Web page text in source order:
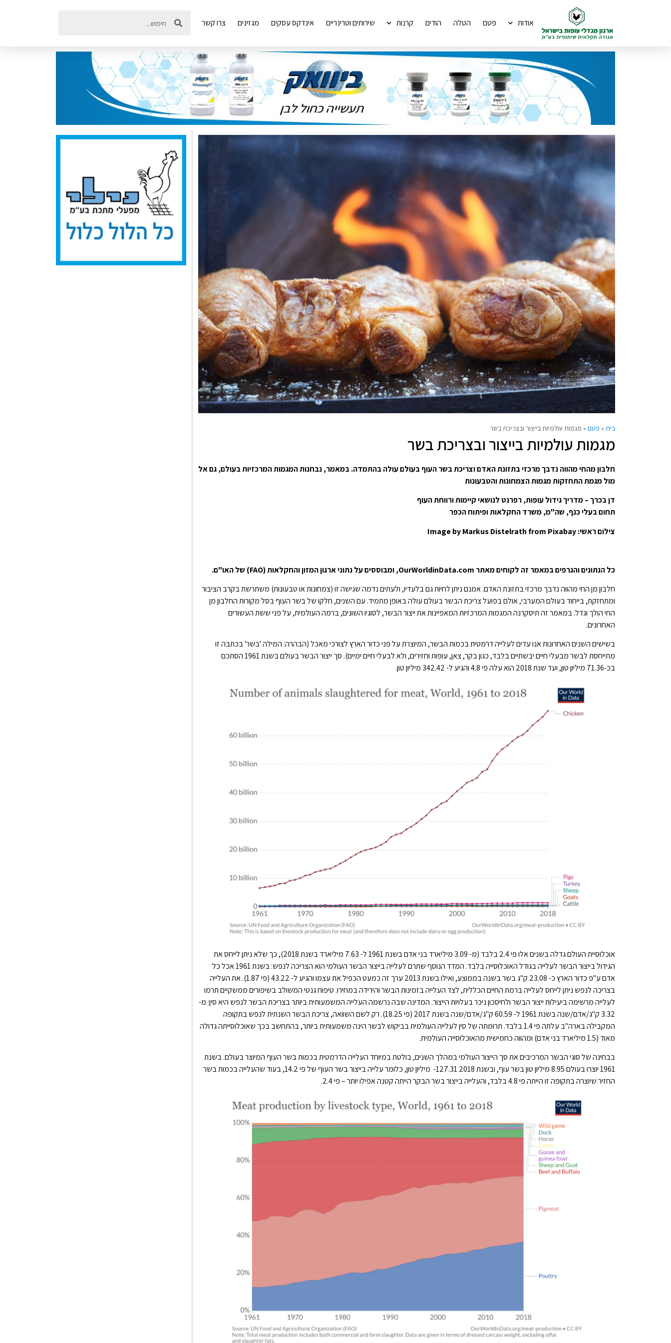
אודות פטם הטלה הודים קרנות שירותים וטרינריים אינדקס עסקים מגזינים צרו קשר
בית » פטם » מגמות עולמיות בייצור ובצריכת בשר
מגמות עולמיות בייצור ובצריכת בשר
חלבון מהחי מהווה נדבך מרכזי בתזונת האדם וצריכת בשר העוף בעולם עולה בהתמדה. במאמר, נבחנות המגמות המרכזיות בעולם, גם אל
מול מגמת התחזקות מגמות הצמחונות והטבעונות
דן בכרך – מדריך גידול עופות, רפרנט לנושאי קיימות ורווחת העוף
תחום בעלי כנף, שה"מ, משרד החקלאות ופיתוח הכפר
צילום ראשי: Image by Markus Distelrath from Pixabay
כל הנתונים והגרפים במאמר זה לקוחים מאתר OurWorldinData.com, ומבוססים על נתוני ארגון המזון והחקלאות (FAO) של האו"ם.
חלבון מן החי מהווה נדבך מרכזי בתזונת האדם. אמנם ניתן לחיות גם בלעדיו, ולעתים נדמה שגישה זו (צמחונות או טבעונות) משתרשת בקרב הציבור
ומתחזקת, בייחוד בעולם המערבי, אולם בפועל צריכת הבשר בעולם עולה באופן מתמיד. עם השנים, חלקו של בשר העוף בסל מקורות החלבון מן
החי הולך וגדל. במאמר זה תיסקרנה המגמות המרכזיות המאפיינות את ייצור הבשר, לסוגיו השונים, ברמה העולמית, על פני ששת העשורים
האחרונים.
בשישים השנים האחרונות אנו עדים לעלייה דרמטית בכמות הבשר, המיוצרת על פני כדור הארץ לצורכי מאכל (הבהרה: המילה 'בשר' בכתבה זו
מתייחסת לבשר מבעלי חיים יבשתיים בלבד, כגון בקר, צאן, עופות וחזירים, ולא לבעלי חיים ימיים). סך ייצור הבשר בעולם בשנת 1961 הסתכם
בכ-71.36 מיליון טון, ועד שנת 2018 הוא עלה פי 4.8 והגיע ל- 342.42 מיליון טון.
אוכלוסיית העולם גדלה בשנים אלו פי 2.4 בלבד (מ- 3.09 מיליארד בני אדם בשנת 1961 ל- 7.63 מיליארד בשנת 2018), כך שלא ניתן לייחס את
הגידול בייצור הבשר לעלייה בגודל האוכלוסייה בלבד. המדד הנוסף שתרם לעלייה בייצור הבשר העולמי הוא הצריכה לנפש: בשנת 1961 אכל כל
אדם ע"פ כדור הארץ כ- 23.08 ק"ג בשר בשנה בממוצע, ואילו בשנת 2013 ערך זה כמעט הכפיל את עצמו והגיע ל- 43.22 (פי 1.87). את העלייה
בצריכה לנפש ניתן לייחס לעלייה ברמת החיים הכללית, לצד העלייה בזמינות הבשר והירידה במחירו. טיפוח גנטי המשולב בשיפורים ממשקיים תרמו
לעלייה מרשימה ביעילות ייצור הבשר ולחיסכון ניכר בעלויות הייצור. המדינה שבה נרשמה העלייה המשמעותית ביותר בצריכת הבשר לנפש היא סין: מ-
3.32 ק"ג/אדם/שנה בשנת 1961 ל- 60.59 ק"ג/אדם/שנה בשנת 2017 (פי 18.25). רק לשם השוואה, צריכת הבשר השנתית לנפש בתקופה
המקבילה בארה"ב עלתה פי 1.4 בלבד. תרומתה של סין לעלייה העולמית בביקוש לבשר הינה משמעותית ביותר, בהתחשב בכך שאוכלוסייתה גדולה
מאוד (1.5 מיליארד בני אדם) ומהווה כחמישית מהאוכלוסייה העולמית.
בבחינה של סוגי הבשר המרכיבים את סך הייצור העולמי במהלך השנים, בולטת במיוחד העלייה הדרמטית בכמות בשר העוף המיוצר בעולם. בשנת
1961 יוצרו בעולם 8.95 מיליון טון בשר עוף, ובשנת 2018 127.31- מיליון טון, כלומר עלייה בייצור בשר העוף של פי 14.2, בעוד שהעלייה בכמות בשר
החזיר שיוצרה בתקופה זו הייתה פי 4.8 בלבד, והעלייה בייצור בשר הבקר הייתה קטנה אפילו יותר – פי 2.4.